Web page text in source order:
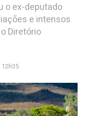
o ex-deputado
e intensos
Diretório